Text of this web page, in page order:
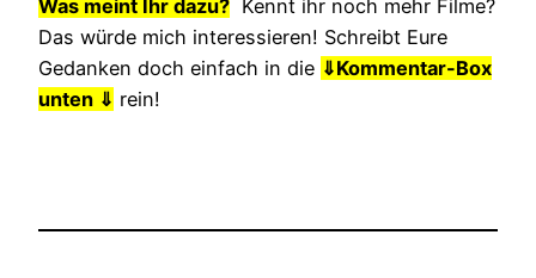
Was meint Ihr dazu? Kennt ihr noch mehr Filme?
Das würde mich interessieren! Schreibt Eure
Gedanken doch einfach in die ⇓Kommentar-Box
unten ⇓ rein!